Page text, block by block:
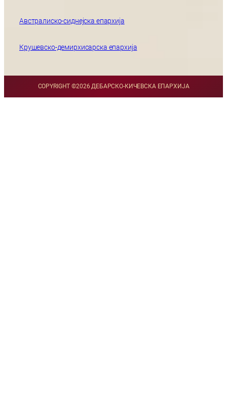
Австралиско-сиднејска епархија
Крушевско-демирхисарска епархија
COPYRIGHT ©2026 ДЕБАРСКО-КИЧЕВСКА ЕПАРХИЈА